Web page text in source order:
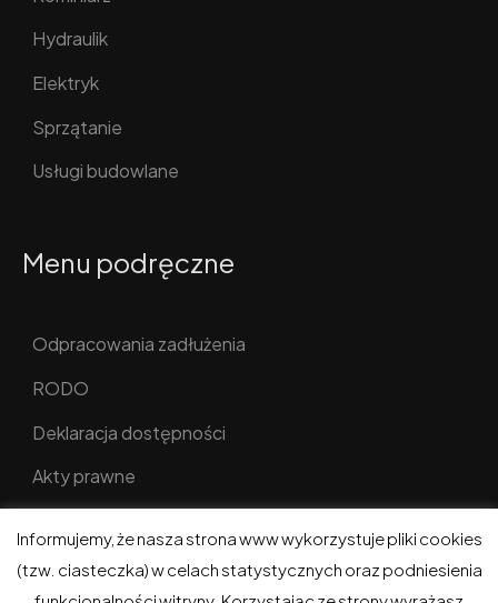
Hydraulik
Elektryk
Sprzątanie
Usługi budowlane
Menu podręczne
Odpracowania zadłużenia
RODO
Deklaracja dostępności
Akty prawne
Informujemy, że nasza strona www wykorzystuje pliki cookies
(tzw. ciasteczka) w celach statystycznych oraz podniesienia